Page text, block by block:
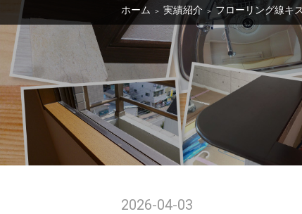
補修工事 シート貼工事
ホーム ＞ 実績紹介 ＞ フローリング線キ
2026-04-03